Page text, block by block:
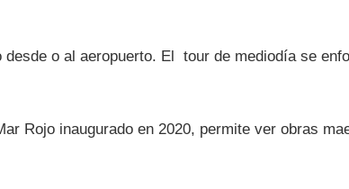
o al aeropuerto. El tour de mediodía se
Rojo inaugurado en 2020, permite ver obras